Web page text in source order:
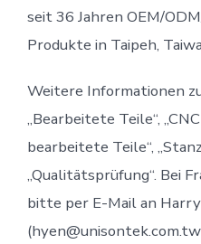
seit 36 ​​Jahren OEM/
Produkte in Taipeh,
Weitere Informationen
„Bearbeitete Teile“,
bearbeitete Teile“,
„Qualitätsprüfung“. Bei
bitte per E-Mail an